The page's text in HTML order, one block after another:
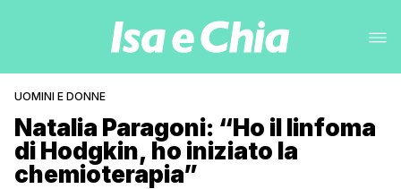
UOMINI E DONNE
Natalia Paragoni: “Ho il linfoma
di Hodgkin, ho iniziato la
chemioterapia”